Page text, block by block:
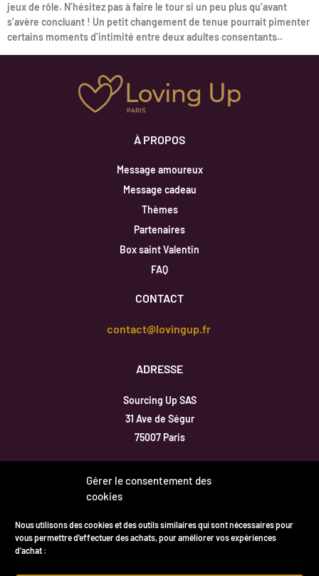
Gérer le consentement des
cookies
Nous utilisons des cookies et des outils similaires qui sont nécessaires pour
vous permettre d'effectuer des achats, pour améliorer vos expériences
d'achat :
jeux de rôle. N’hésitez pas à faire le tour si un peu plus qu’avant
s’avère concluant ! Un petit changement de tenue pourrait pimenter
certains moments d’intimité entre deux adultes consentants..
À PROPOS
Message amoureux
Message cadeau
Thèmes
Partenaires
Box saint Valentin
FAQ
CONTACT
contact@lovingup.fr
ADRESSE
Sourcing Up SAS
31 Ave de Ségur
75007 Paris